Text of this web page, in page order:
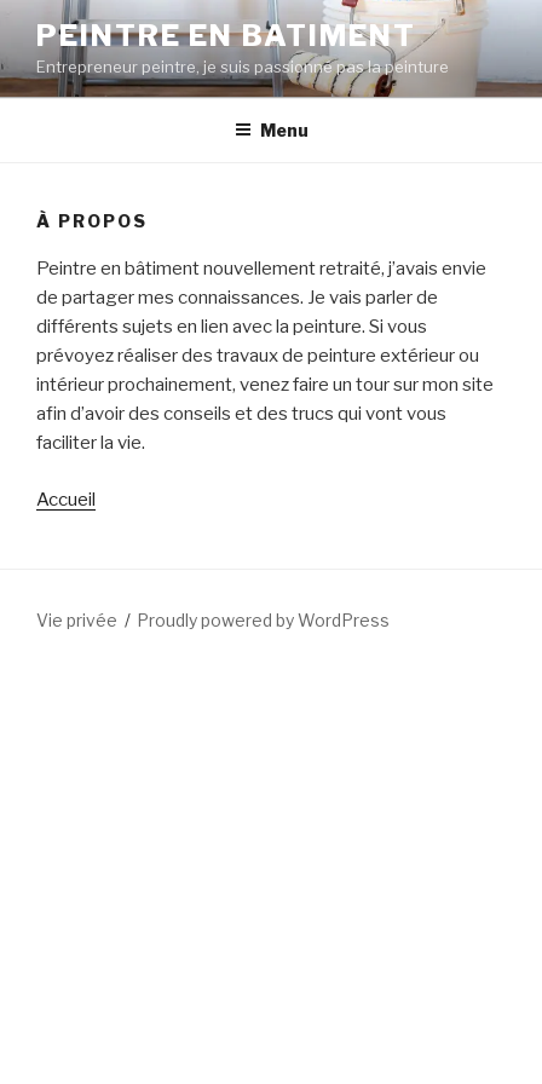
content
PEINTRE EN BATIMENT
Entrepreneur peintre, je suis passionné pas la peinture
Menu
À PROPOS
Peintre en bâtiment nouvellement retraité, j’avais envie
de partager mes connaissances. Je vais parler de
différents sujets en lien avec la peinture. Si vous
prévoyez réaliser des travaux de peinture extérieur ou
intérieur prochainement, venez faire un tour sur mon site
afin d’avoir des conseils et des trucs qui vont vous
faciliter la vie.
Accueil
Vie privée Proudly powered by WordPress